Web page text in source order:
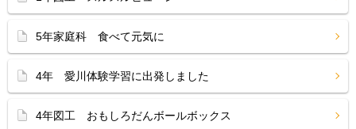
5年家庭科 食べて元気に
4年 愛川体験学習に出発しました
4年図工 おもしろだんボールボックス